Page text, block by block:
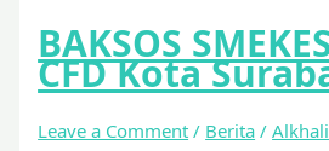
BAKSOS
CFD Kota
Leave a Comment / Berita /